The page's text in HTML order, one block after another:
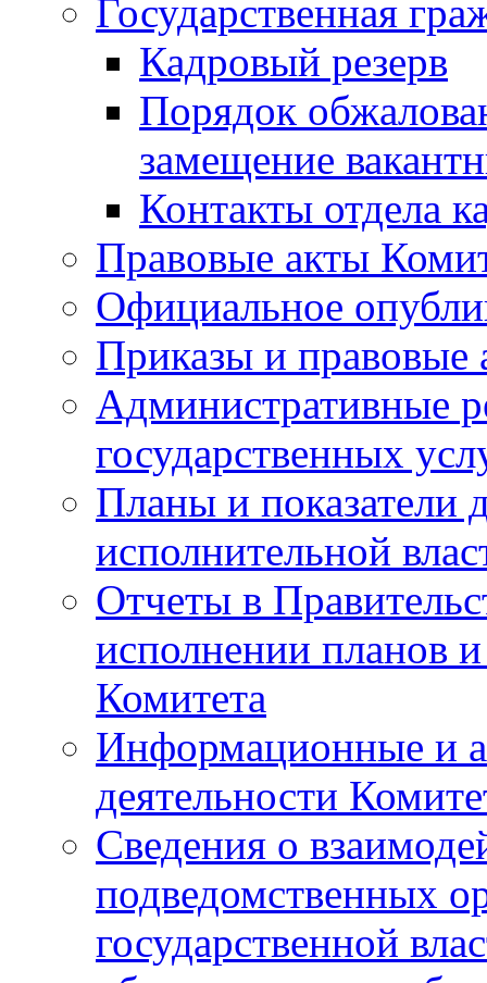
Государственная
Кадровый резерв
Порядок
замещение
Контакты отдела
Правовые акты
Официальное
Приказы и правовые
Административные
государственных
Планы и показатели
исполнительной
Отчеты в
исполнении планов и
Комитета
Информационные и
деятельности
Сведения о
подведомственных
государственной